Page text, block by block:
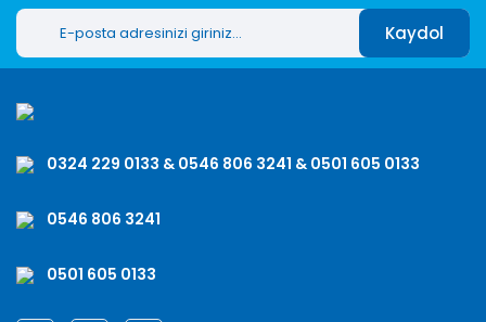
Kaydol
0324 229 0133 & 0546 806 3241 & 0501 605 0133
0546 806 3241
0501 605 0133